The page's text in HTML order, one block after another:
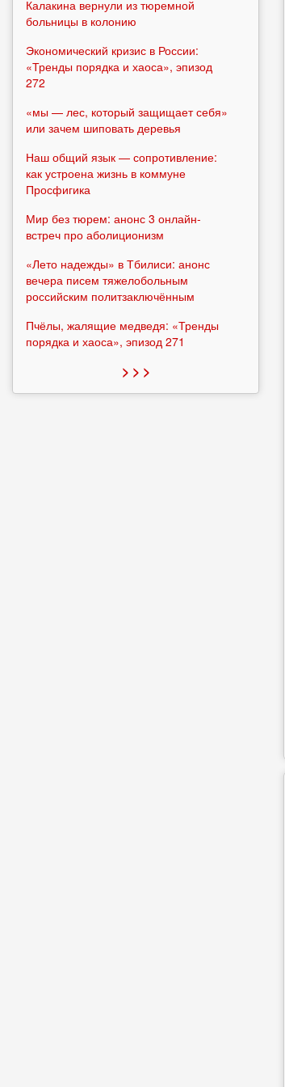
Калакина вернули из тюремной
больницы в колонию
Экономический кризис в России:
«Тренды порядка и хаоса», эпизод
272
«мы — лес, который защищает себя»
или зачем шиповать деревья
Наш общий язык — сопротивление:
как устроена жизнь в коммуне
Просфигика
Мир без тюрем: анонс 3 онлайн-
встреч про аболиционизм
«Лето надежды» в Тбилиси: анонс
вечера писем тяжелобольным
российским политзаключённым
Пчёлы, жалящие медведя: «Тренды
порядка и хаоса», эпизод 271
> > >